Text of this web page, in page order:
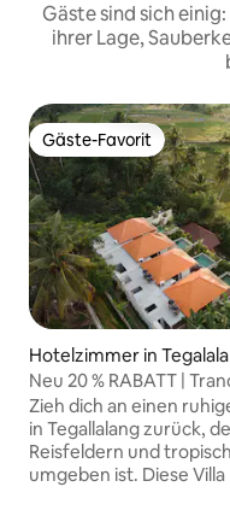
Gäste sind sich
ihrer Lage,
Gäste-Favorit
Gäste-Favorit
Hotelzimmer in
Neu 20 % RABATT |
in Tegallalang
Zieh dich an einen
in Tegallalang zurück,
Reisfeldern und
umgeben ist. Diese